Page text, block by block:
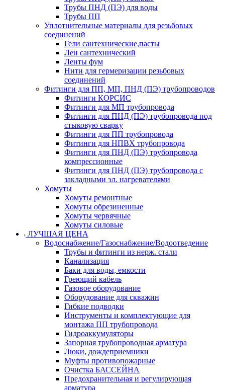
Трубы ПНД (ПЭ) для воды
Трубы ПП
Уплотнительные материалы для резьбовых
соединений
Гели сантехнические,пасты
Лен сантехнический
Ленты фум
Нити для гермеризации резьбовых
соединений
Фитинги для ПП, МП, ПНД (ПЭ) трубопроводов
Фитинги КОРСИС
Фитинги для МП трубопровода
Фитинги для ПНД (ПЭ) трубопровода под
стыковую сварку
Фитинги для ПП трубопровода
Фитинги для НПВХ трубопровода
Фитинги для ПНД (ПЭ) трубопровода
компрессионные
Фитинги для ПНД (ПЭ) трубопровода с
закладными эл. нагревателями
Хомуты
Хомуты ремонтные
Хомуты обрезиненные
Хомуты червячные
Хомуты силовые
ЛУЧШАЯ ЦЕНА
Водоснабжение/Газоснабжение/Водоотведение
Трубы и фитинги из нерж. стали
Канализация
Баки для воды, емкости
Греющий кабель
Газовое оборудование
Оборудование для скважин
Гибкие подводки
Инструменты и комплектующие для
монтажа ПП трубопровода
Гидроаккумуляторы
Запорная трубопроводная арматура
Люки, дождеприемники
Муфты противопожарные
Очистка БАССЕЙНА
Предохранительная и регулирующая
арматура